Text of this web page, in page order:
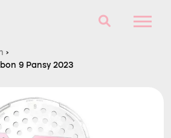
antwoorden
›
9 Pansy 2023